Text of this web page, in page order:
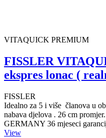
VITAQUICK PREMIUM
FISSLER
ekspres lonac (
FISSLER
Idealno za 5 i više članova u
nabava djelova . 26 cm
GERMANY 36 mjeseci
View